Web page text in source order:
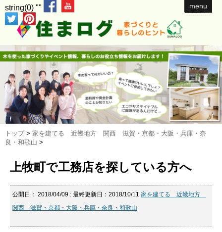
string(0) "" menu
トップ > 家を建てる 近畿地方 関西 滋賀・京都・大阪・兵庫・奈
良・和歌山 >
上牧町で工務店を探している方へ
公開日： 2018/04/09 : 最終更新日：2018/10/11 家を建てる 近畿地方
関西 滋賀・京都・大阪・兵庫・奈良・和歌山